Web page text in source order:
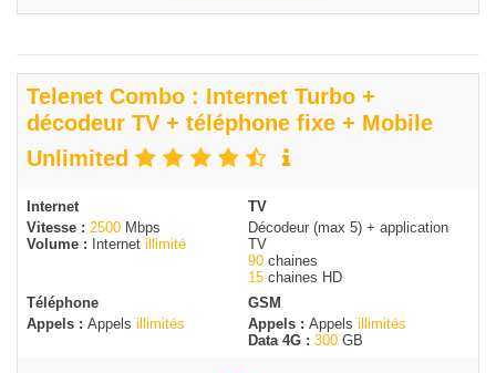
Telenet Combo : Internet Turbo +
décodeur TV + téléphone fixe + Mobile
Unlimited
Internet
Vitesse : 2500 Mbps
Volume :
Internet illimité
TV
Décodeur (max 5) + application
TV
90 chaines
15 chaines HD
Téléphone
Appels : Appels illimités
GSM
Appels : Appels illimités
Data 4G : 300 GB